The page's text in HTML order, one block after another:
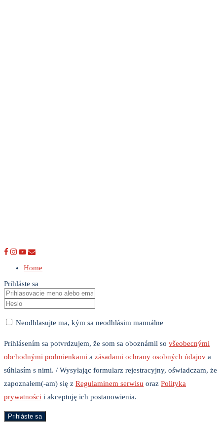
Home
Prihláste sa
Neodhlasujte ma, kým sa neodhlásim manuálne
Prihlásením sa potvrdzujem, že som sa oboznámil so všeobecnými
obchodnými podmienkami a zásadami ochrany osobných údajov a
súhlasím s nimi. / Wysyłając formularz rejestracyjny, oświadczam, że
zapoznałem(-am) się z Regulaminem serwisu oraz Polityka
prywatności i akceptuję ich postanowienia.